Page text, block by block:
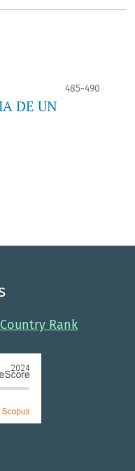
485-490
DE UN